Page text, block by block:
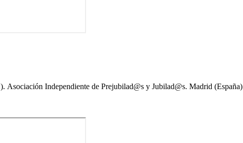
). Asociación Independiente de Prejubilad@s y Jubilad@s. Madrid (España)